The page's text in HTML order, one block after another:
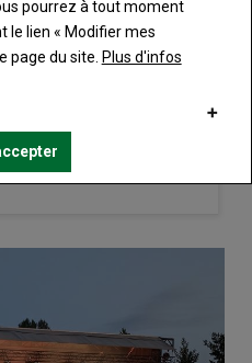
et créez votre
à tout Terre de
compte
pourrez à tout moment
le lien « Modifier mes
page du site. Plus d'infos